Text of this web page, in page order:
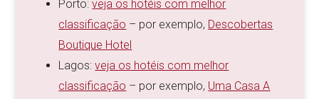
Porto:veja os hotéis com melhor
classificação – por exemplo, Descobertas
Boutique Hotel
Lagos:veja os hotéis com melhor
classificação – por exemplo, Uma Casa A